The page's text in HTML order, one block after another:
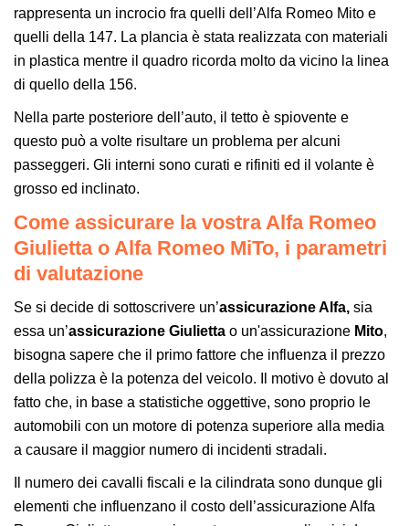
rappresenta un incrocio fra quelli dell’Alfa Romeo Mito e
quelli della 147. La plancia è stata realizzata con materiali
in plastica mentre il quadro ricorda molto da vicino la linea
di quello della 156.
Nella parte posteriore dell’auto, il tetto è spiovente e
questo può a volte risultare un problema per alcuni
passeggeri. Gli interni sono curati e rifiniti ed il volante è
grosso ed inclinato.
Come assicurare la vostra Alfa Romeo
Giulietta o Alfa Romeo MiTo, i parametri
di valutazione
Se si decide di sottoscrivere un’assicurazione Alfa, sia
essa un’assicurazione Giulietta o un'assicurazione Mito,
bisogna sapere che il primo fattore che influenza il prezzo
della polizza è la potenza del veicolo. Il motivo è dovuto al
fatto che, in base a statistiche oggettive, sono proprio le
automobili con un motore di potenza superiore alla media
a causare il maggior numero di incidenti stradali.
Il numero dei cavalli fiscali e la cilindrata sono dunque gli
elementi che influenzano il costo dell’assicurazione Alfa